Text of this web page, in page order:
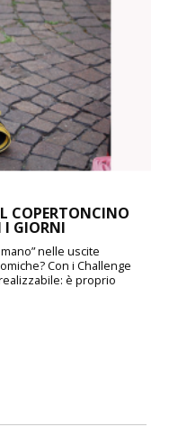
COPERTONCINO
I GIORNI
nelle uscite
Con i Challenge
è proprio